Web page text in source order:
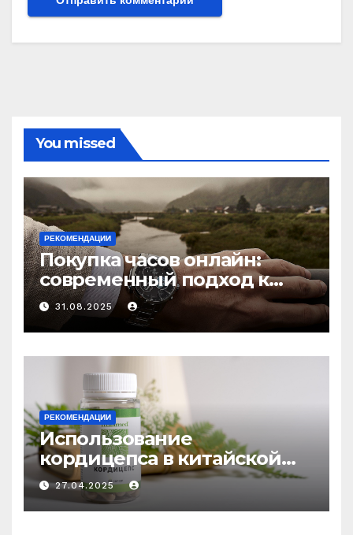
You missed
РЕКОМЕНДАЦИИ
Покупка часов онлайн:
современный подход к
выбору аксессуаров
31.08.2025
РЕКОМЕНДАЦИИ
Использование
кордицепса в китайской
медицине: природное
средство против усталости
и истощения
27.04.2025